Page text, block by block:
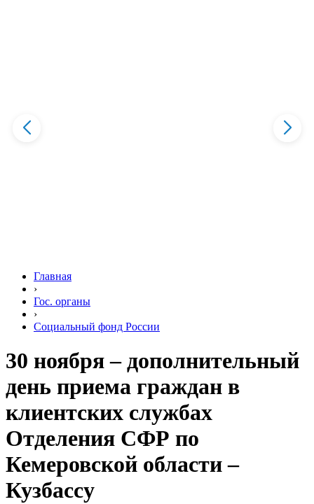
Главная
›
Гос. органы
›
Социальный фонд России
30 ноября – дополнительный
день приема граждан в
клиентских службах
Отделения СФР по
Кемеровской области –
Кузбассу